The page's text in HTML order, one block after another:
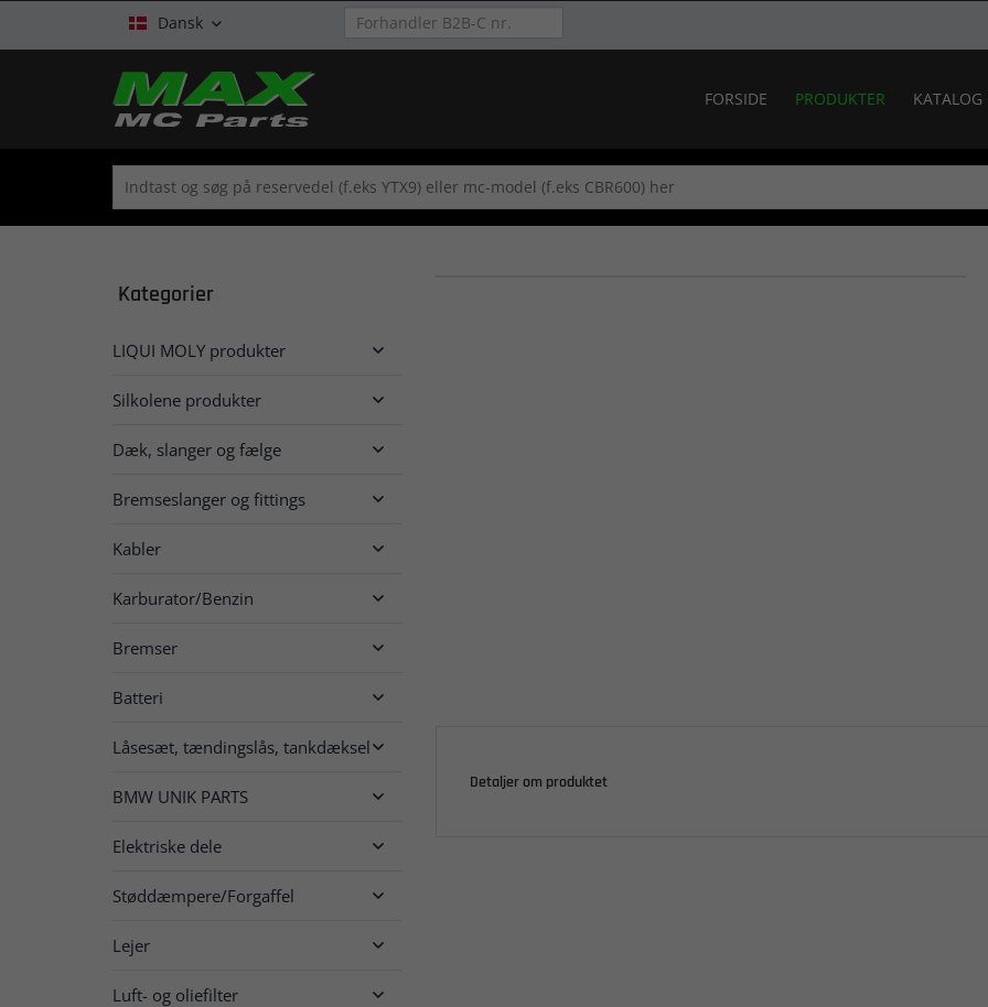
Dansk 
FORSIDE PRODUKTER KATALOG
Kategorier
LIQUI MOLY produkter 
Silkolene produkter 
Dæk, slanger og fælge 
Bremseslanger og fittings 
Kabler 
Karburator/Benzin 
Bremser 
Batteri 
Låsesæt, tændingslås, tankdæksel
BMW UNIK PARTS 
Elektriske dele 
Støddæmpere/Forgaffel 
Lejer 
Luft- og oliefilter 
Detaljer om produktet